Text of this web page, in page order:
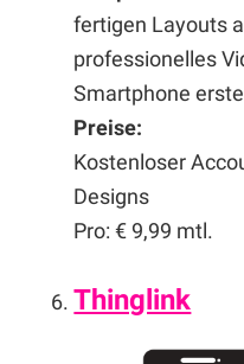
fertigen Layouts
professionelles
Smartphone
Preise:
Kostenloser
Designs
Pro: € 9,99 mtl.
Thinglink